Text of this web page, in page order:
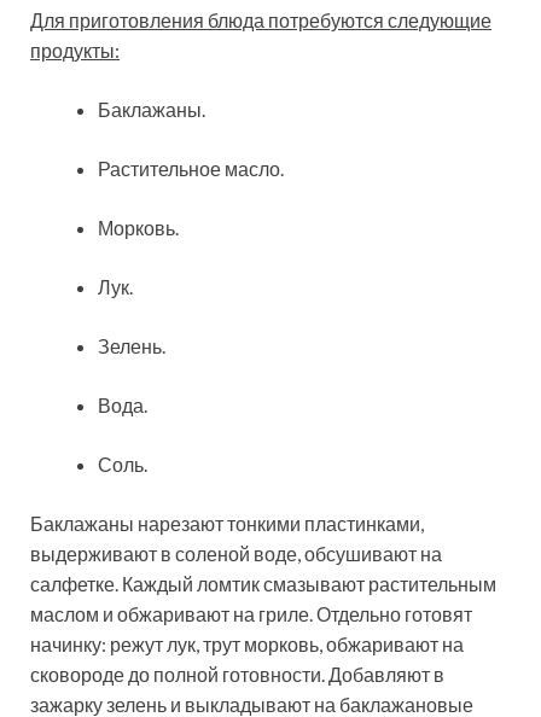
Для приготовления блюда потребуются следующие
продукты:
Баклажаны.
Растительное масло.
Морковь.
Лук.
Зелень.
Вода.
Соль.
Баклажаны нарезают тонкими пластинками,
выдерживают в соленой воде, обсушивают на
салфетке. Каждый ломтик смазывают растительным
маслом и обжаривают на гриле. Отдельно готовят
начинку: режут лук, трут морковь, обжаривают на
сковороде до полной готовности. Добавляют в
зажарку зелень и выкладывают на баклажановые